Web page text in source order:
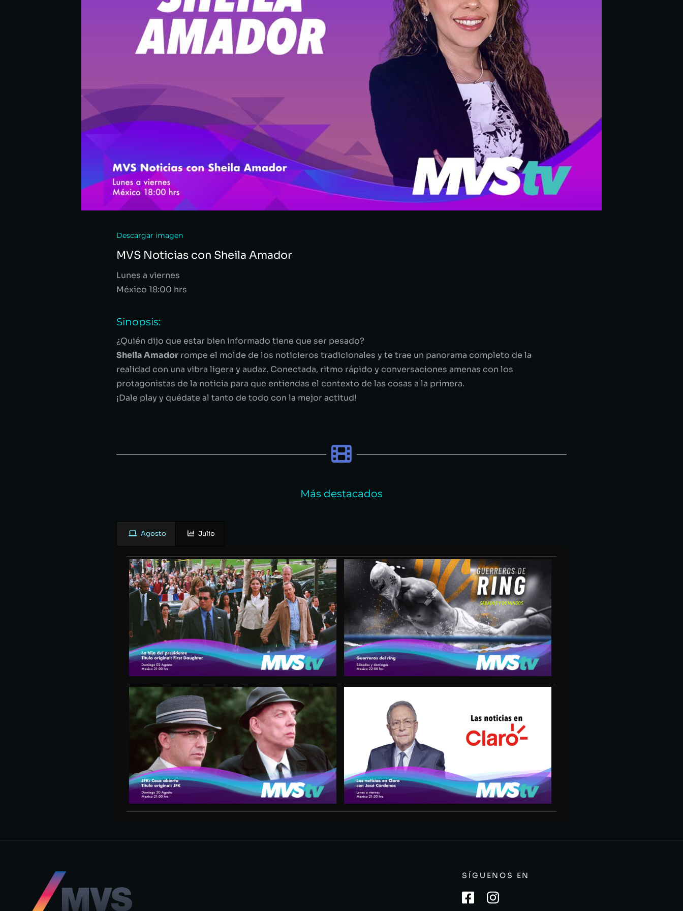
Descargar imagen
MVS Noticias con Sheila Amador
Lunes a viernes
México 18:00 hrs
Sinopsis:
¿Quién dijo que estar bien informado tiene que ser pesado?
Sheila Amador rompe el molde de los noticieros tradicionales y te trae un panorama completo de la
realidad con una vibra ligera y audaz. Conectada, ritmo rápido y conversaciones amenas con los
protagonistas de la noticia para que entiendas el contexto de las cosas a la primera.
¡Dale play y quédate al tanto de todo con la mejor actitud!
Más destacados
Agosto Julio
SÍGUENOS EN